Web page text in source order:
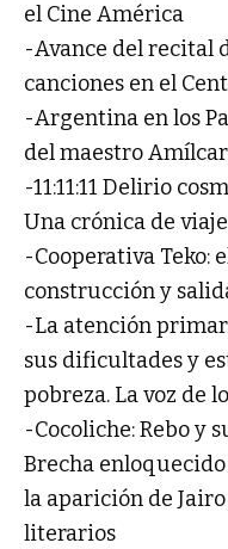
el Cine América
-Avance del recital
canciones en el
-Argentina en los
del maestro
-11:11:11 Delirio
Una crónica de
-Cooperativa Teko:
construcción y
-La atención
sus dificultades y
pobreza. La voz de
-Cocoliche: Rebo y
Brecha
la aparición de
literarios